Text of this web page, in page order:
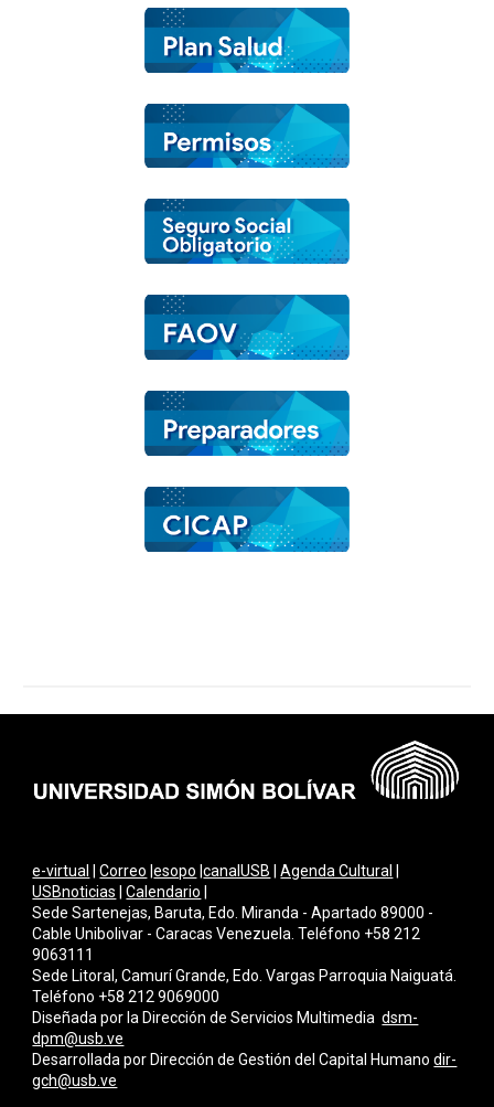
e-virtual |Correo |esopo |canalUSB |Agenda Cultural
USBnoticias |Calendario
Sede Sartenejas, Baruta, Edo. Miranda - Apartado 89000 -
Cable Unibolivar - Caracas Venezuela. Teléfono +58 212
9063111
Sede Litoral, Camurí Grande, Edo. Vargas Parroquia Naiguatá.
Teléfono +58 212 9069000
Diseñada por la Dirección de Servicios Multimediadsm-
dpm@usb.ve
Desarrollada por Dirección de Gestión del Capital Humano dir-
gch@usb.ve